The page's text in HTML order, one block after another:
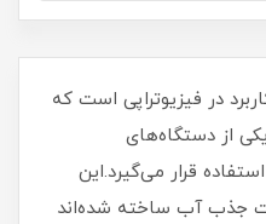
در فیزیوتراپی است که
از دستگاه‌های
قرار می‌گیرد.این
جذب آب ساخته شده‌اند